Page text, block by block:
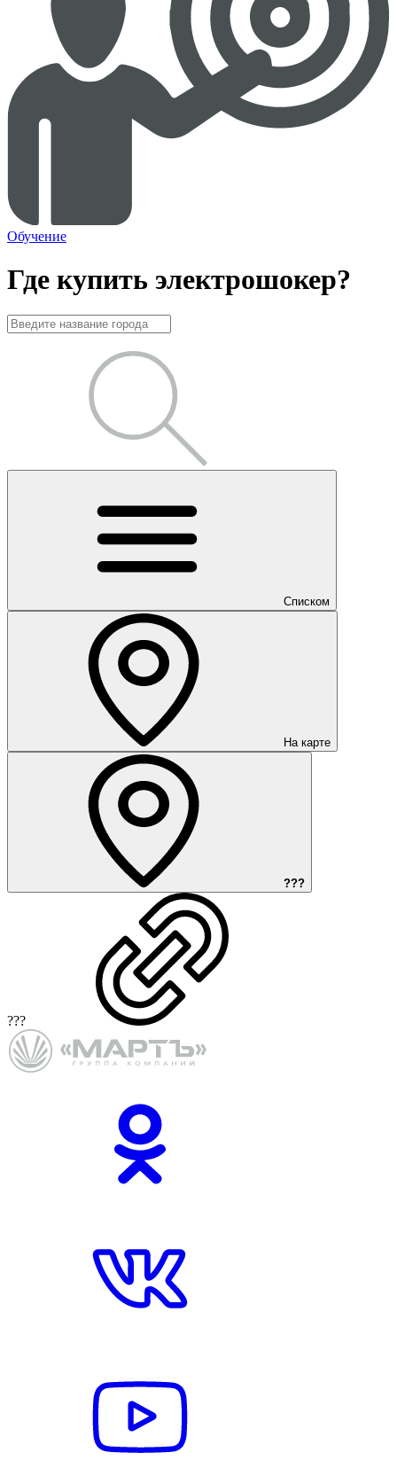
Обучение
Где купить электрошокер?
Списком
На карте
???
???